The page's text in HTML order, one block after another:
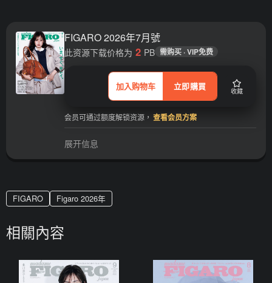
FIGARO 2026年7月號
加入购物车 立即購買 收藏
此资源下载价格为 2 PB 需购买 · VIP免费
会员可通过额度解锁资源， 查看会员方案
展开信息
FIGARO Figaro 2026年
相關內容